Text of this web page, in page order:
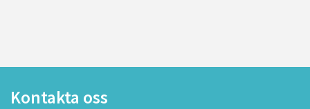
Kontakta oss